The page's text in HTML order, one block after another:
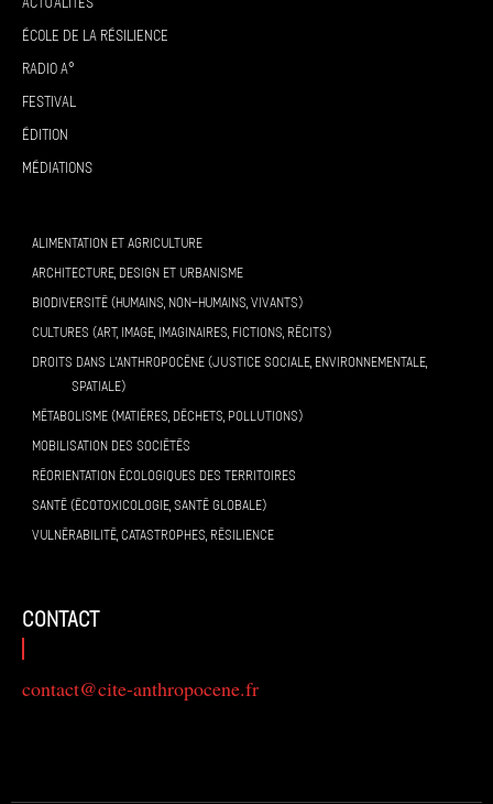
École de la résilience
Radio A°
Festival
Édition
Médiations
ALIMENTATION ET AGRICULTURE
ARCHITECTURE, DESIGN ET URBANISME
BIODIVERSITÉ (HUMAINS, NON-HUMAINS, VIVANTS)
CULTURES (ART, IMAGE, IMAGINAIRES, FICTIONS, RÉCITS)
DROITS DANS L’ANTHROPOCÈNE (JUSTICE SOCIALE, ENVIRONNEMENTALE,
SPATIALE)
MÉTABOLISME (MATIÈRES, DÉCHETS, POLLUTIONS)
MOBILISATION DES SOCIÉTÉS
RÉORIENTATION ÉCOLOGIQUES DES TERRITOIRES
SANTÉ (ÉCOTOXICOLOGIE, SANTÉ GLOBALE)
VULNÉRABILITÉ, CATASTROPHES, RÉSILIENCE
contact
contact@cite-anthropocene.fr